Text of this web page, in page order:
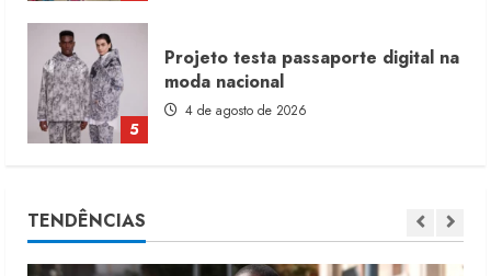
1
Dia dos Pais reforça retomada da
moda no varejo
7 de agosto de 2026
TENDÊNCIAS